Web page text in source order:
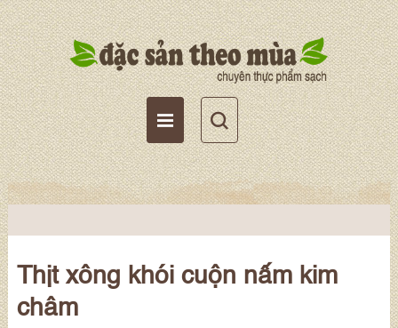
Thịt xông khói cuộn nấm kim
châm
Tài khoản
Giỏ hàng
Wishlist